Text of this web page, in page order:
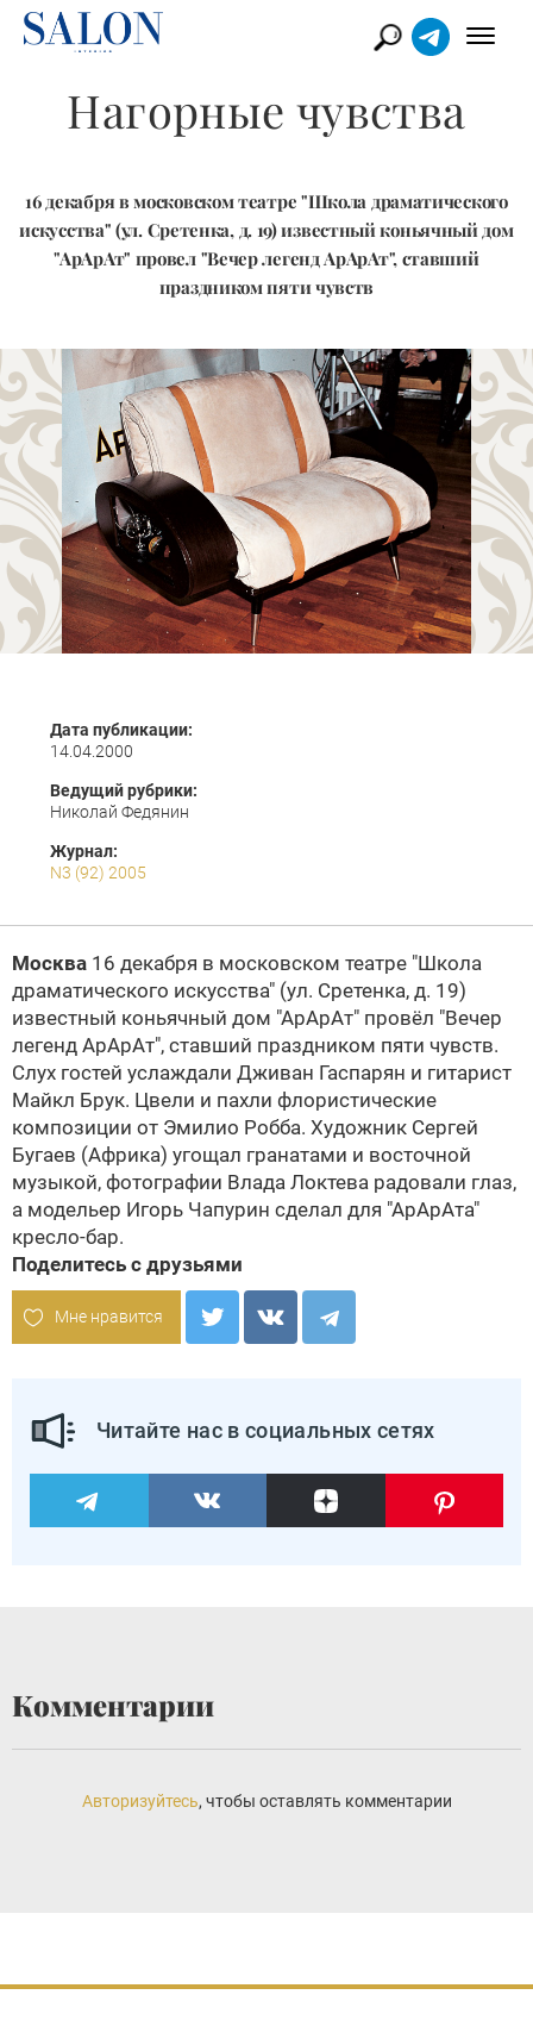
Нагорные чувства
16 декабря в московском театре "Школа драматического
искусства" (ул. Сретенка, д. 19) известный коньячный дом
"АрАрАт" провел "Вечер легенд АрАрАт", ставший
праздником пяти чувств
Дата публикации:
14.04.2000
Ведущий рубрики:
Николай Федянин
Журнал:
N3 (92) 2005
Москва 16 декабря в московском театре "Школа
драматического искусства" (ул. Сретенка, д. 19)
известный коньячный дом "АрАрАт" провёл "Вечер
легенд АрАрАт", ставший праздником пяти чувств.
Слух гостей услаждали Дживан Гаспарян и гитарист
Майкл Брук. Цвели и пахли флористические
композиции от Эмилио Робба. Художник Сергей
Бугаев (Африка) угощал гранатами и восточной
музыкой, фотографии Влада Локтева радовали глаз,
а модельер Игорь Чапурин сделал для "АрАрАта"
кресло-бар.
Поделитесь с друзьями
Мне нравится
Читайте нас в социальных сетях
Комментарии
Авторизуйтесь, чтобы оставлять комментарии